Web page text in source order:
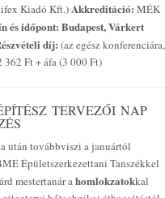
Kiadó Kft.)Akkreditáció: MÉK
és időpont: Budapest, Várkert
díj: (az egész konferenciára,
Ft + áfa (3 000 Ft)
TERVEZŐI NAP
után továbbviszi a januártól
Épületszerkezettani Tanszékkel
mestertanár ahomlokzatokkal